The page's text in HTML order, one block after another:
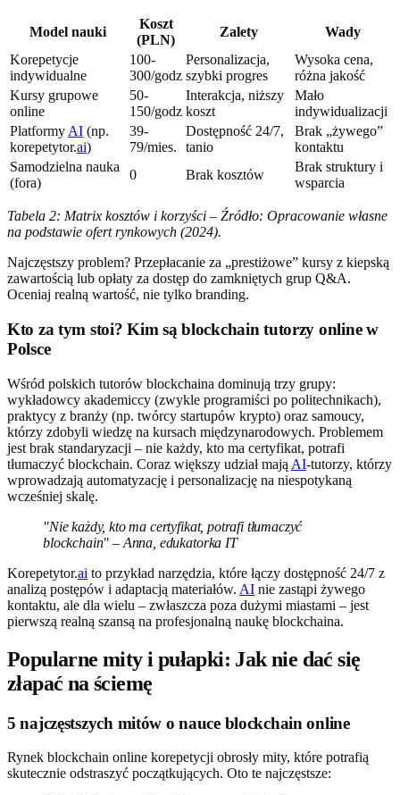
Model nauki
Koszt
(PLN)
Zalety
Wady
Korepetycje
indywidualne
100-
300/godz
Personalizacja,
szybki progres
Wysoka cena,
różna jakość
Kursy grupowe
online
50-
150/godz
Interakcja, niższy
koszt
Mało
indywidualizacji
Platformy AI (np.
korepetytor.ai)
39-
79/mies.
Dostępność 24/7,
tanio
Brak „żywego”
kontaktu
Samodzielna nauka
(fora)
0 Brak kosztów
Brak struktury i
wsparcia
Tabela 2: Matrix kosztów i korzyści – Źródło: Opracowanie własne
na podstawie ofert rynkowych (2024).
Najczęstszy problem? Przepłacanie za „prestiżowe” kursy z kiepską
zawartością lub opłaty za dostęp do zamkniętych grup Q&A.
Oceniaj realną wartość, nie tylko branding.
Kto za tym stoi? Kim są blockchain tutorzy online w
Polsce
Wśród polskich tutorów blockchaina dominują trzy grupy:
wykładowcy akademiccy (zwykle programiści po politechnikach),
praktycy z branży (np. twórcy startupów krypto) oraz samoucy,
którzy zdobyli wiedzę na kursach międzynarodowych. Problemem
jest brak standaryzacji – nie każdy, kto ma certyfikat, potrafi
tłumaczyć blockchain. Coraz większy udział mają AI-tutorzy, którzy
wprowadzają automatyzację i personalizację na niespotykaną
wcześniej skalę.
"Nie każdy, kto ma certyfikat, potrafi tłumaczyć
blockchain" – Anna, edukatorka IT
Korepetytor.ai to przykład narzędzia, które łączy dostępność 24/7 z
analizą postępów i adaptacją materiałów. AI nie zastąpi żywego
kontaktu, ale dla wielu – zwłaszcza poza dużymi miastami – jest
pierwszą realną szansą na profesjonalną naukę blockchaina.
Popularne mity i pułapki: Jak nie dać się
złapać na ściemę
5 najczęstszych mitów o nauce blockchain online
Rynek blockchain online korepetycji obrosły mity, które potrafią
skutecznie odstraszyć początkujących. Oto te najczęstsze: